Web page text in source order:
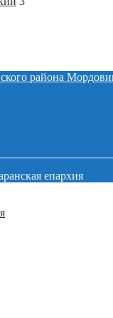
района
епархия